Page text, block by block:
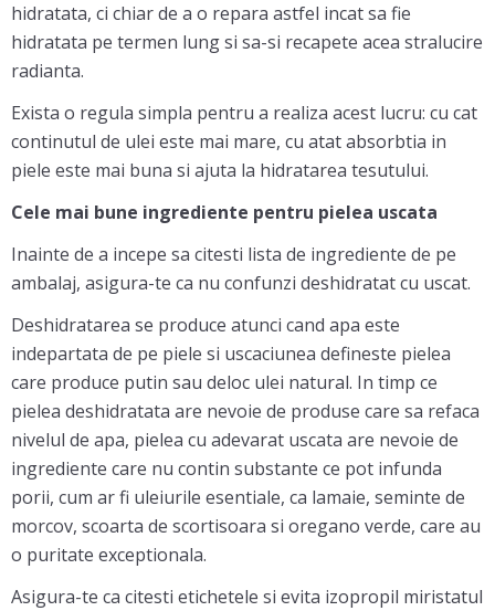
hidratata, ci chiar de a o repara astfel incat sa fie
hidratata pe termen lung si sa-si recapete acea stralucire
radianta.
Exista o regula simpla pentru a realiza acest lucru: cu cat
continutul de ulei este mai mare, cu atat absorbtia in
piele este mai buna si ajuta la hidratarea tesutului.
Cele mai bune ingrediente pentru pielea uscata
Inainte de a incepe sa citesti lista de ingrediente de pe
ambalaj, asigura-te ca nu confunzi deshidratat cu uscat.
Deshidratarea se produce atunci cand apa este
indepartata de pe piele si uscaciunea defineste pielea
care produce putin sau deloc ulei natural. In timp ce
pielea deshidratata are nevoie de produse care sa refaca
nivelul de apa, pielea cu adevarat uscata are nevoie de
ingrediente care nu contin substante ce pot infunda
porii, cum ar fi uleiurile esentiale, ca lamaie, seminte de
morcov, scoarta de scortisoara si oregano verde, care au
o puritate exceptionala.
Asigura-te ca citesti etichetele si evita izopropil miristatul